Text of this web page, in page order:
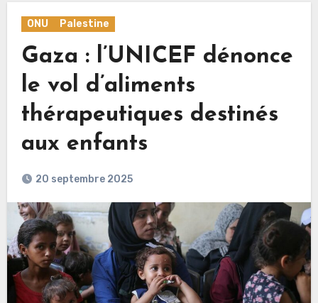
ONU Palestine
Gaza : l’UNICEF dénonce
le vol d’aliments
thérapeutiques destinés
aux enfants
20 septembre 2025